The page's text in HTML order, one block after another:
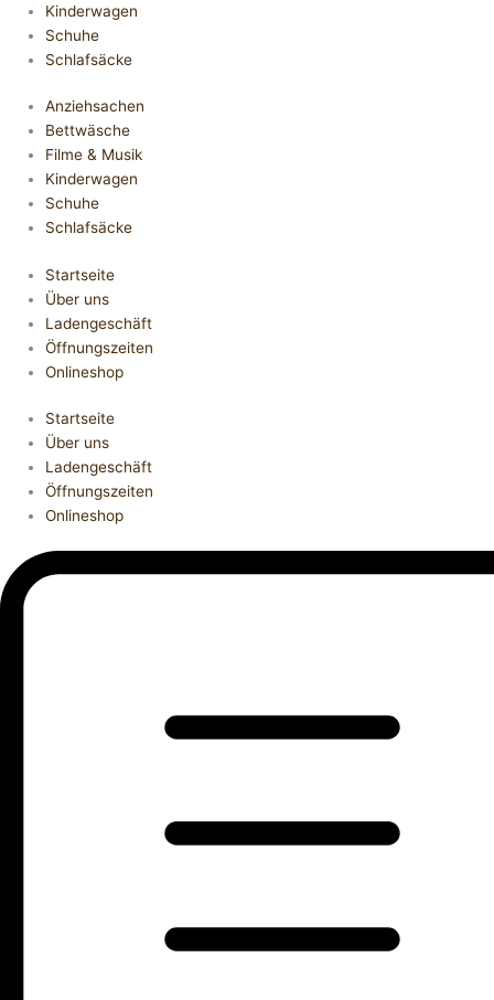
Kinderwagen
Schuhe
Schlafsäcke
Anziehsachen
Bettwäsche
Filme & Musik
Kinderwagen
Schuhe
Schlafsäcke
Startseite
Über uns
Ladengeschäft
Öffnungszeiten
Onlineshop
Startseite
Über uns
Ladengeschäft
Öffnungszeiten
Onlineshop